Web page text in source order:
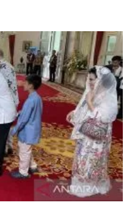
tamu peserta "open